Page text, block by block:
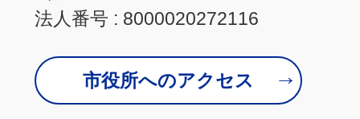
法人番号 : 8000020272116
市役所へのアクセス